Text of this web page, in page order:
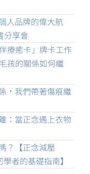
人品牌的偉大航
分享會
療癒卡」牌卡工作
孩的關係如何繼
，我們帶著傷痕繼
：當正念遇上衣物
？【正念減壓
學者的基礎指南】